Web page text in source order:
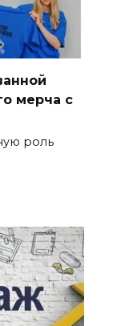
мерча с
роль